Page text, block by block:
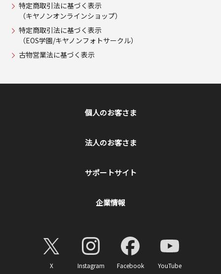
特定商取引法に基づく表示
（キヤノンオンラインショップ）
特定商取引法に基づく表示
（EOS学園/キヤノンフォトサークル）
古物営業法に基づく表示
個人のお客さま
法人のお客さま
サポートサイト
企業情報
X Instagram Facebook YouTube